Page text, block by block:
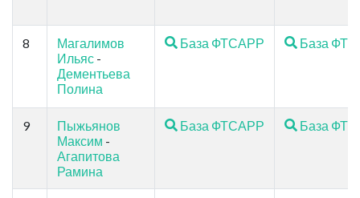
8
Магалимов
Ильяс -
Дементьева
Полина
База ФТСАРР База
9
Пыжьянов
Максим -
Агапитова
Рамина
База ФТСАРР База